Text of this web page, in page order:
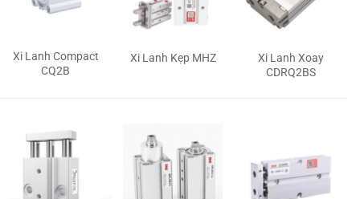
Xi Lanh Compact
CQ2B
Xi Lanh Kẹp MHZ
Xi Lanh Xoay
CDRQ2BS